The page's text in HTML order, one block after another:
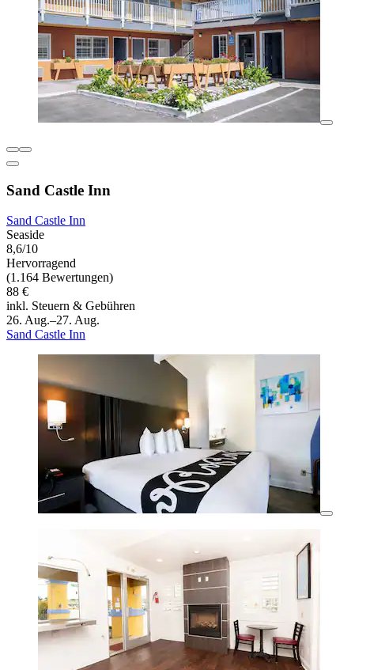
Sand Castle Inn
Sand Castle Inn
Seaside
8,6/10
Hervorragend
(1.164 Bewertungen)
88 €
inkl. Steuern & Gebühren
26. Aug.–27. Aug.
Sand Castle Inn